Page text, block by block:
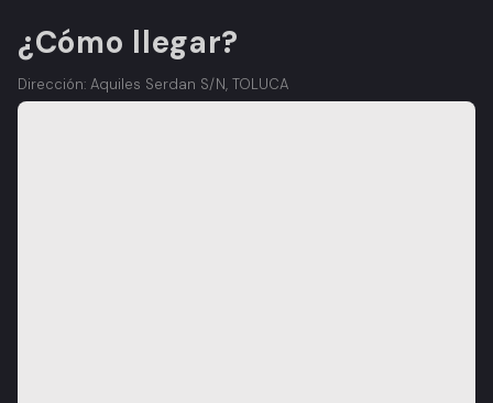
¿Cómo llegar?
Dirección: Aquiles Serdan S/N, TOLUCA